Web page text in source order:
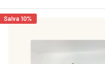
Salva 10%